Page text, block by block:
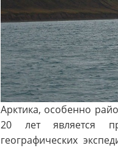
Арктика, особенно
20 лет является
географических